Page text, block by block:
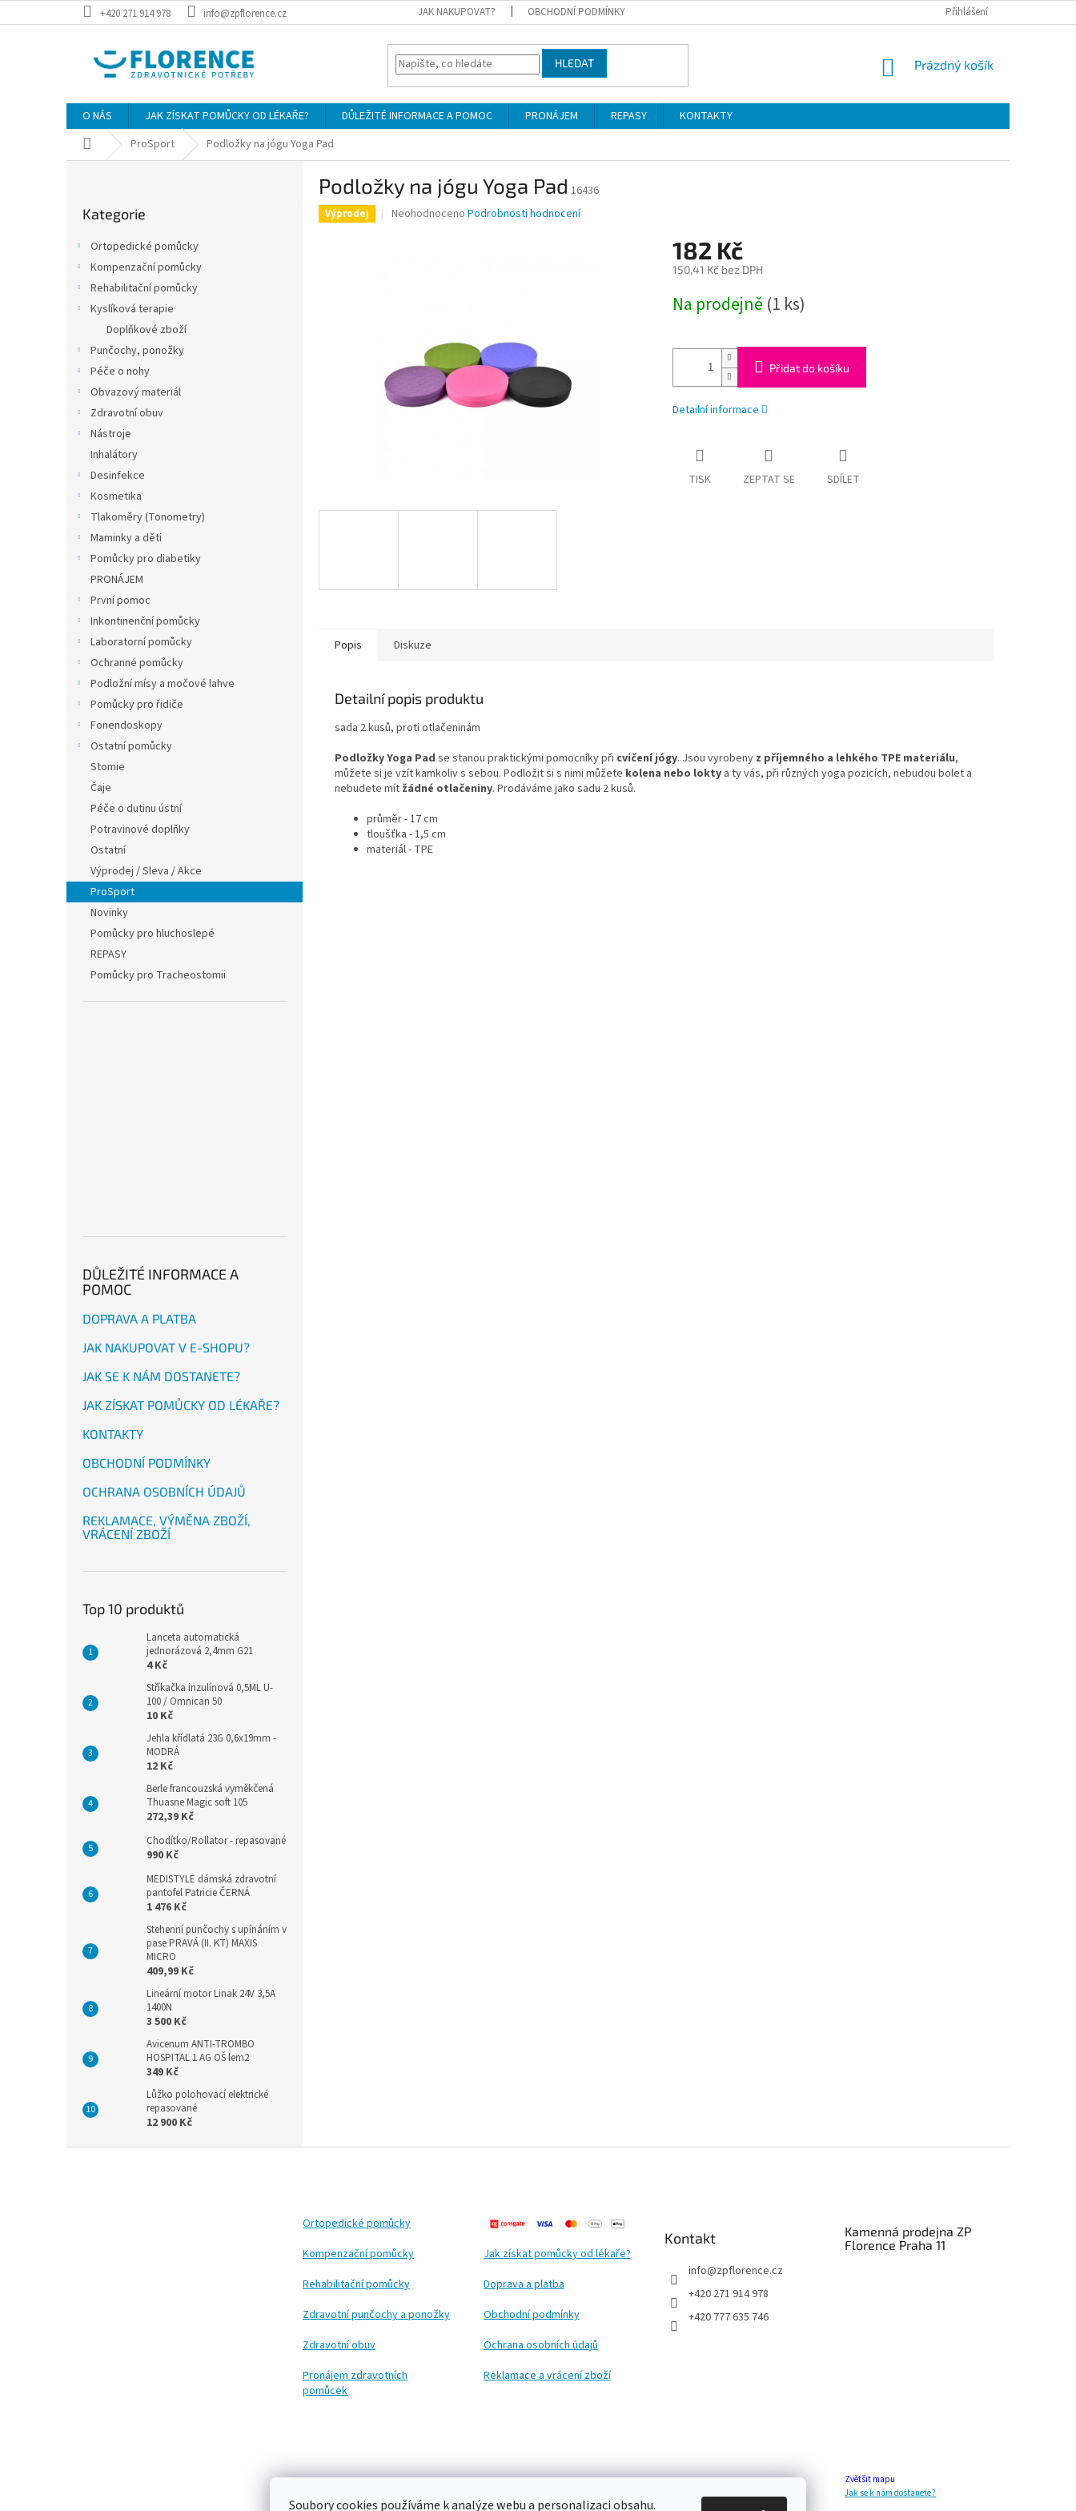
Soubory cookies používáme k analýze webu a personalizaci obsahu.
na
+420 271 914 978 info@zpflorence.cz JAK NAKUPOVAT? OBCHODNÍ PODMÍNKY Přihlášení
HLEDAT
NÁKUPNÍ
Prázdný košík
O NÁS JAK ZÍSKAT POMŮCKY OD LÉKAŘE? DŮLEŽITÉ INFORMACE A POMOC PRONÁJEM REPASY
KONTAKTY
Domů ProSport Podložky na jógu Yoga Pad
kategorie
Kategorie
Ortopedické pomůcky
Kompenzační pomůcky
Rehabilitační pomůcky
Kyslíková terapie
Doplňkové zboží
Punčochy, ponožky
Péče o nohy
Obvazový materiál
Zdravotní obuv
Nástroje
Inhalátory
Desinfekce
Kosmetika
Tlakoměry (Tonometry)
Maminky a děti
Pomůcky pro diabetiky
PRONÁJEM
První pomoc
Inkontinenční pomůcky
Laboratorní pomůcky
Ochranné pomůcky
Podložní mísy a močové lahve
Pomůcky pro řidiče
Fonendoskopy
Ostatní pomůcky
Stomie
Čaje
Péče o dutinu ústní
Potravinové doplňky
Ostatní
Výprodej / Sleva / Akce
ProSport
Novinky
Pomůcky pro hluchoslepé
REPASY
Pomůcky pro Tracheostomii
DŮLEŽITÉ INFORMACE A
POMOC
DOPRAVA A PLATBA
JAK NAKUPOVAT V E-SHOPU?
JAK SE K NÁM DOSTANETE?
JAK ZÍSKAT POMŮCKY OD LÉKAŘE?
KONTAKTY
OBCHODNÍ PODMÍNKY
OCHRANA OSOBNÍCH ÚDAJŮ
REKLAMACE, VÝMĚNA ZBOŽÍ,
VRÁCENÍ ZBOŽÍ
Top 10 produktů
Lanceta automatická
jednorázová 2,4mm G21
4 Kč
Stříkačka inzulínová 0,5ML U-
100 / Omnican 50
10 Kč
Jehla křídlatá 23G 0,6x19mm -
MODRÁ
12 Kč
Berle francouzská vyměkčená
Thuasne Magic soft 105
272,39 Kč
Chodítko/Rollator - repasované
990 Kč
MEDISTYLE dámská zdravotní
pantofel Patricie ČERNÁ
1 476 Kč
Stehenní punčochy s upínáním v
pase PRAVÁ (II. KT) MAXIS
MICRO
409,99 Kč
Lineární motor Linak 24V 3,5A
1400N
3 500 Kč
Avicenum ANTI-TROMBO
HOSPITAL 1 AG OŠ lem2
349 Kč
Lůžko polohovací elektrické
repasované
12 900 Kč
Podložky na jógu Yoga Pad 16436
Výprodej
Průměrné
Neohodnoceno Podrobnosti hodnocení
182 Kč
150,41 Kč bez DPH
cena:
Na prodejně (1 ks)
Přidat do košíku
Detailní informace
TISK ZEPTAT SE SDÍLET
Popis Diskuze
Detailní popis produktu
sada 2 kusů, proti otlačeninám
Podložky Yoga Pad se stanou praktickými pomocníky při cvičení jógy. Jsou vyrobeny z příjemného a lehkého TPE materiálu,
můžete si je vzít kamkoliv s sebou. Podložit si s nimi můžete kolena nebo lokty a ty vás, při různých yoga pozicích, nebudou bolet a
nebudete mít žádné otlačeniny. Prodáváme jako sadu 2 kusů.
průměr - 17 cm
tloušťka - 1,5 cm
materiál - TPE
Ortopedické pomůcky
Kompenzační pomůcky
Rehabilitační pomůcky
Zdravotní punčochy a ponožky
Zdravotní obuv
Pronájem zdravotních
pomůcek
Jak získat pomůcky od lékaře?
Doprava a platba
Obchodní podmínky
Ochrana osobních údajů
Reklamace a vrácení zboží
Kontakt
info@zpflorence.cz
+420 271 914 978
+420 777 635 746
Kamenná prodejna ZP
Florence Praha 11
Zvětšit mapu
Jak se k nám dostanete?